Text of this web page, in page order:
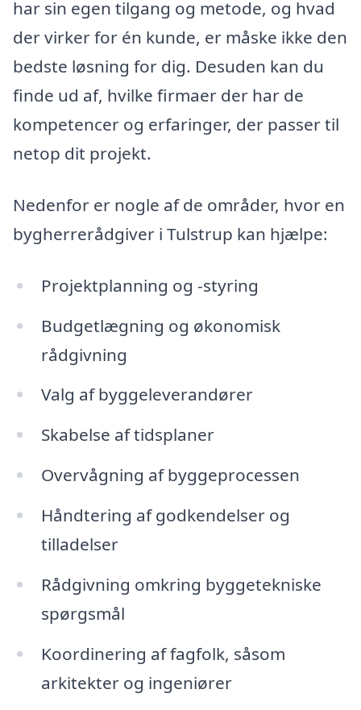
har sin egen tilgang og metode, og hvad
der virker for én kunde, er måske ikke den
bedste løsning for dig. Desuden kan du
finde ud af, hvilke firmaer der har de
kompetencer og erfaringer, der passer til
netop dit projekt.
Nedenfor er nogle af de områder, hvor en
bygherrerådgiver i Tulstrup kan hjælpe:
Projektplanning og -styring
Budgetlægning og økonomisk
rådgivning
Valg af byggeleverandører
Skabelse af tidsplaner
Overvågning af byggeprocessen
Håndtering af godkendelser og
tilladelser
Rådgivning omkring byggetekniske
spørgsmål
Koordinering af fagfolk, såsom
arkitekter og ingeniører